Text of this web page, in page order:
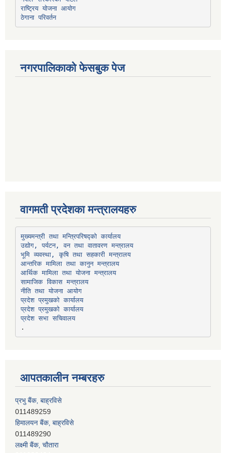
राष्ट्रिय योजना आयोग
ठेगाना परिवर्तन
नगरपालिकाको फेसबुक पेज
वागमती प्रदेशका मन्त्रालयहरु
मुख्यमन्त्री तथा मन्त्रिपरिषद्को कार्यालय
उद्योग, पर्यटन, वन तथा वातावरण मन्त्रालय
भूमि व्यवस्था, कृषि तथा सहकारी मन्त्रालय
आन्तरिक मामिला तथा कानुन मन्त्रालय
आर्थिक मामिला तथा योजना मन्त्रालय
सामाजिक विकास मन्त्रालय
नीति तथा योजना आयोग
प्रदेश प्रमुखको कार्यालय
प्रदेश प्रमुखको कार्यालय
प्रदेश सभा सचिवालय
आपतकालीन नम्बरहरु
प्रभु बैंक, बाह्रविसे
011489259
हिमालयन बैंक, बाह्रविसे
011489290
लक्ष्मी बैंक, चाैतारा